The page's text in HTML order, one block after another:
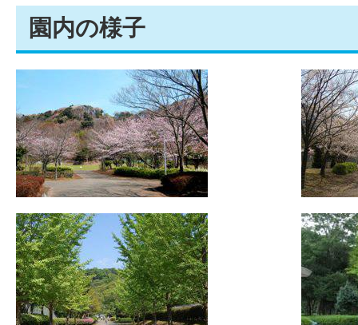
園内の様子